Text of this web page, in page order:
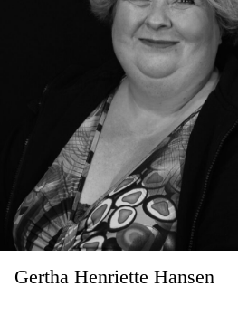
Gertha Henriette Hansen